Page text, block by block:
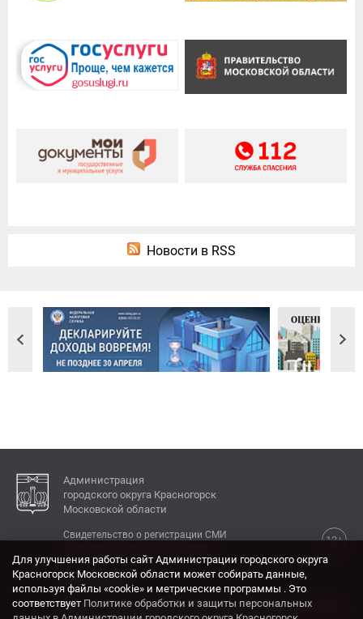
Новости в RSS
Администрация
городского округа Красногорск
Московской области
12+
Свидетельство о регистрации СМИ
КОНТАКТЫ
Адрес: 143404, Московская область, г. Красногорск,
Для улучшения работы сайт Администрации городского округа
Красногорск Московской области может собирать данные,
используя файлы «cookie» и метрические программы . Это
соответствует Политике обработки и защиты персональных